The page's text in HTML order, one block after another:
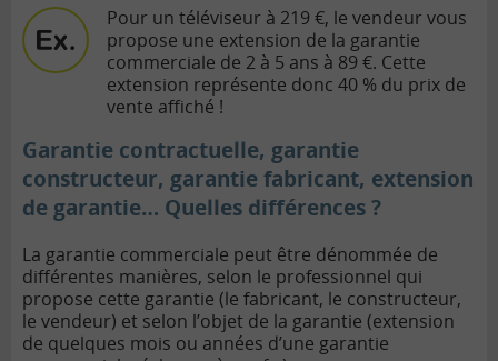
Pour un téléviseur à 219 €, le vendeur vous
propose une extension de la garantie
commerciale de 2 à 5 ans à 89 €. Cette
extension représente donc 40 % du prix de
vente affiché !
Garantie contractuelle, garantie
constructeur, garantie fabricant, extension
de garantie… Quelles différences ?
La garantie commerciale peut être dénommée de
différentes manières, selon le professionnel qui
propose cette garantie (le fabricant, le constructeur,
le vendeur) et selon l’objet de la garantie (extension
de quelques mois ou années d’une garantie